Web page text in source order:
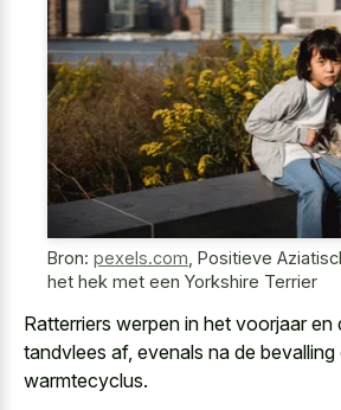
Bron: pexels.com, Positieve
het hek met een Yorkshire Terrier
Ratterriers werpen in het voorjaar en
tandvlees af, evenals na de
warmtecyclus.